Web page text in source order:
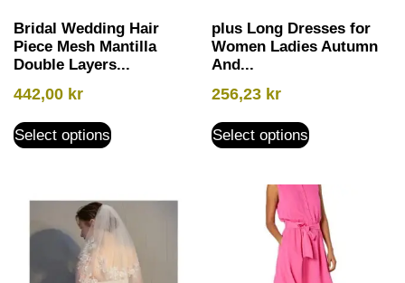
Bridal Wedding Hair
Piece Mesh Mantilla
Double Layers...
442,00 kr
Select options
plus Long Dresses for
Women Ladies Autumn
And...
256,23 kr
Select options